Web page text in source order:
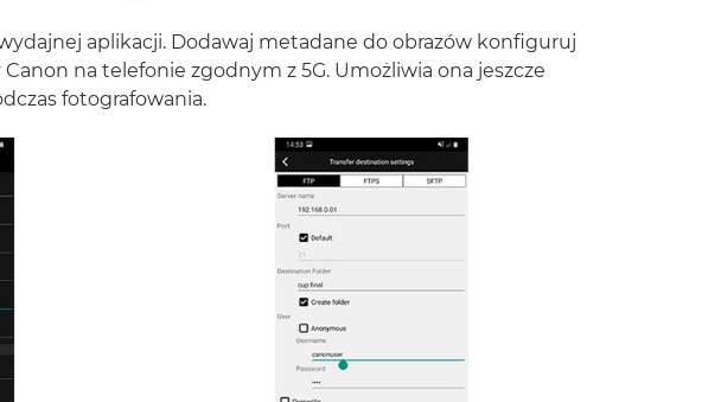
aplikacji. Dodawaj metadane do obrazów konfiguruj
na telefonie zgodnym z 5G. Umożliwia ona jeszcze
fotografowania.